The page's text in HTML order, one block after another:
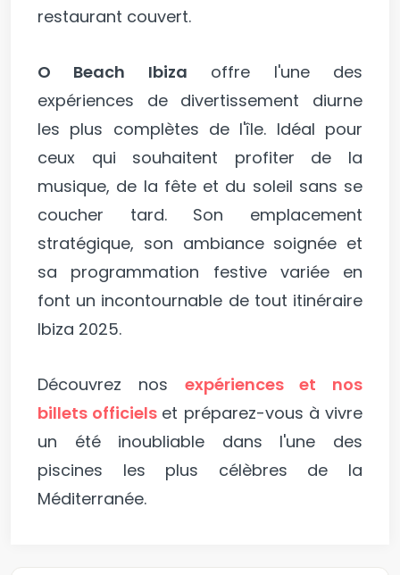
restaurant couvert.
O Beach Ibiza offre l'une des
expériences de divertissement diurne
les plus complètes de l'île. Idéal pour
ceux qui souhaitent profiter de la
musique, de la fête et du soleil sans se
coucher tard. Son emplacement
stratégique, son ambiance soignée et
sa programmation festive variée en
font un incontournable de tout itinéraire
Ibiza 2025.
Découvrez nos
expériences et nos
billets officiels et préparez-vous à vivre
un été inoubliable dans l'une des
piscines les plus célèbres de la
Méditerranée.